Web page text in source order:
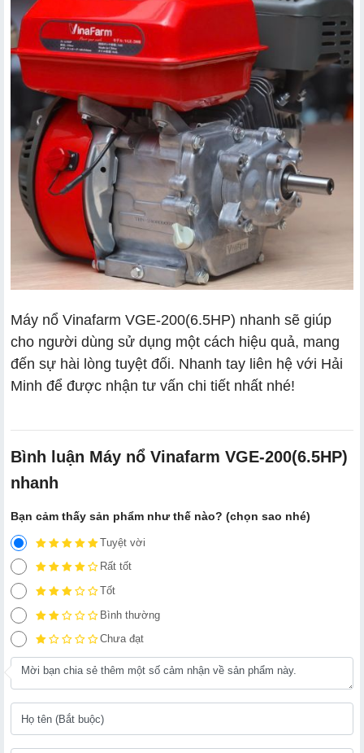
Máy nổ Vinafarm VGE-200(6.5HP) nhanh sẽ giúp
cho người dùng sử dụng một cách hiệu quả, mang
đến sự hài lòng tuyệt đối. Nhanh tay liên hệ với Hải
Minh để được nhận tư vấn chi tiết nhất nhé!
Bình luận Máy nổ Vinafarm VGE-200(6.5HP)
nhanh
Bạn cảm thấy sản phẩm như thế nào? (chọn sao nhé)
Tuyệt vời
Rất tốt
Tốt
Bình thường
Chưa đạt